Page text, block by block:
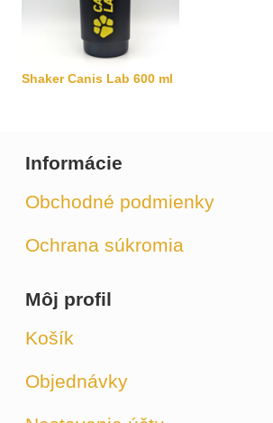
Shaker Canis Lab 600 ml
Informácie
Obchodné podmienky
Ochrana súkromia
Môj profil
Košík
Objednávky